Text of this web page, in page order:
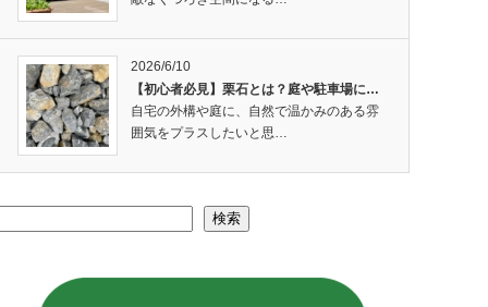
2026/6/10
【初心者必見】栗石とは？庭や駐車場に…
自宅の外構や庭に、自然で温かみのある雰
囲気をプラスしたいと思…
検索